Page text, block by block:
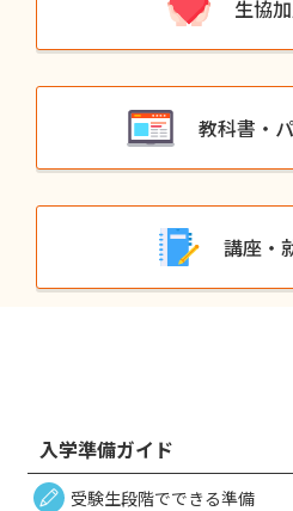
生協
教科書・
講座・
入学準備ガイド
受験生段階でできる準備